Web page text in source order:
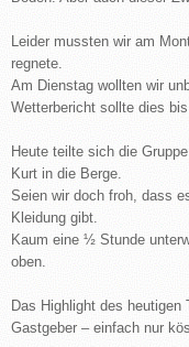
Leider mussten wir am
regnete.
Am Dienstag wollten wir
Wetterbericht sollte dies
Heute teilte sich die
Kurt in die Berge.
Seien wir doch froh, dass
Kleidung gibt.
Kaum eine ½ Stunde
oben.
Das Highlight des heutigen
Gastgeber – einfach nur